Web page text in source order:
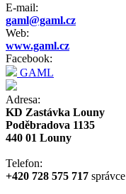
E-mail:
gaml@gaml.cz
Web:
www.gaml.cz
Facebook:
GAML
Adresa:
KD Zastávka Louny
Poděbradova 1135
440 01 Louny
Telefon:
+420 728 575 717 správce